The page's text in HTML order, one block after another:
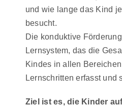
und wie lange das Kind
besucht.
Die konduktive
Lernsystem, das die
Kindes in allen
Lernschritten erfasst und
Ziel ist es, die Kinder